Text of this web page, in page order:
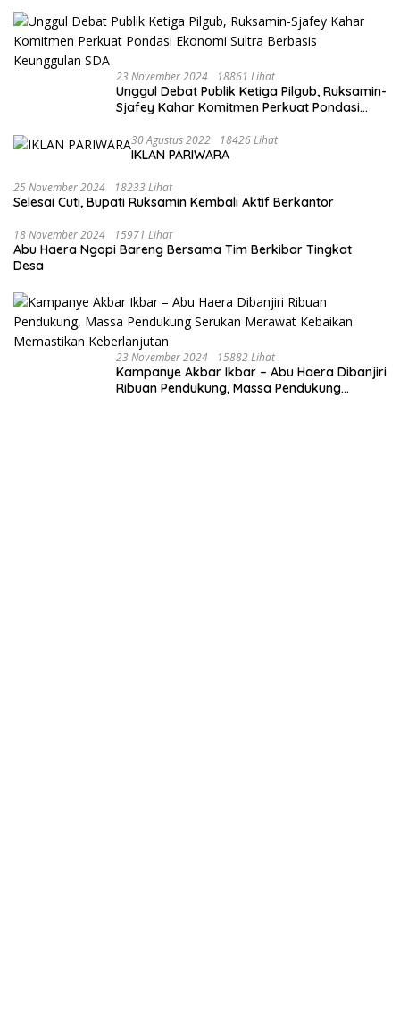
23 November 2024 18861 Lihat
Unggul Debat Publik Ketiga Pilgub, Ruksamin-
Sjafey Kahar Komitmen Perkuat Pondasi
30 Agustus 2022 18426 Lihat
IKLAN PARIWARA
25 November 2024 18233 Lihat
Selesai Cuti, Bupati Ruksamin Kembali Aktif Berkantor
18 November 2024 15971 Lihat
Abu Haera Ngopi Bareng Bersama Tim Berkibar Tingkat
Desa
23 November 2024 15882 Lihat
Kampanye Akbar Ikbar – Abu Haera Dibanjiri
Ribuan Pendukung, Massa Pendukung